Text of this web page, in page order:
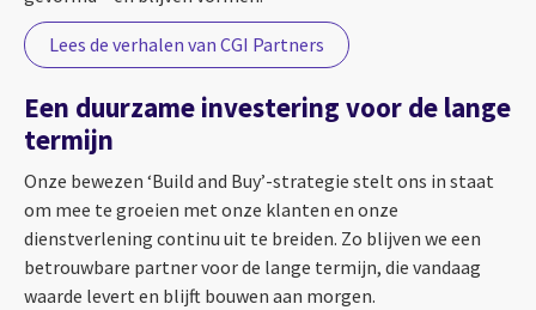
Lees de verhalen van CGI Partners
Een duurzame investering voor de lange
termijn
Onze bewezen ‘Build and Buy’-strategie stelt ons in staat
om mee te groeien met onze klanten en onze
dienstverlening continu uit te breiden. Zo blijven we een
betrouwbare partner voor de lange termijn, die vandaag
waarde levert en blijft bouwen aan morgen.